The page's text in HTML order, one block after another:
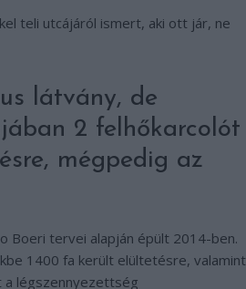
teli utcájáról ismert, aki ott jár, ne
látvány, de
2 felhőkarcolót
mégpedig az
Boeri tervei alapján épült 2014-ben.
1400 fa került elültetésre, valamint
a légszennyezettség